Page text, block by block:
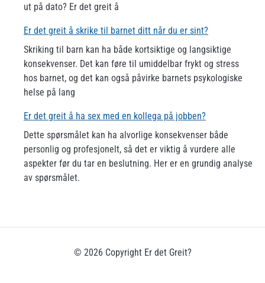
ut på dato? Er det greit å
Er det greit å skrike til barnet ditt når du er sint?
Skriking til barn kan ha både kortsiktige og langsiktige
konsekvenser. Det kan føre til umiddelbar frykt og stress
hos barnet, og det kan også påvirke barnets psykologiske
helse på lang
Er det greit å ha sex med en kollega på jobben?
Dette spørsmålet kan ha alvorlige konsekvenser både
personlig og profesjonelt, så det er viktig å vurdere alle
aspekter før du tar en beslutning. Her er en grundig analyse
av spørsmålet.
© 2026 Copyright Er det Greit?